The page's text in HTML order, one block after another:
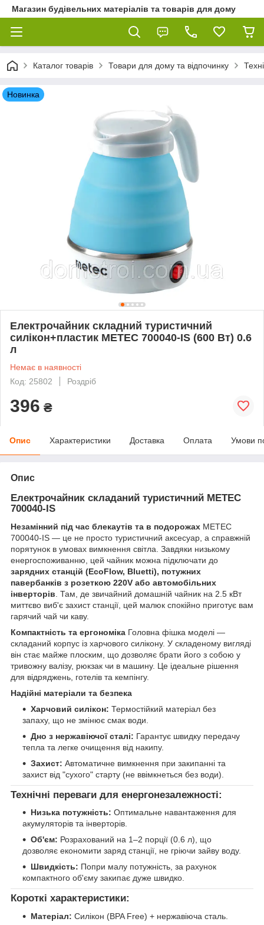
Магазин будівельних матеріалів та товарів для дому
Каталог товарів Товари для дому та відпочинку
Новинка
Електрочайник складний туристичний
силікон+пластик METEC 700040-IS (600 Вт) 0.6
л
Немає в наявності
Код: 25802
Роздріб
396 ₴
Опис Характеристики Доставка Оплата Умови
Опис
Електрочайник складаний туристичний METEC
700040-IS
Незамінний під час блекаутів та в подорожах METEC
700040-IS — це не просто туристичний аксесуар, а справжній
порятунок в умовах вимкнення світла. Завдяки низькому
енергоспоживанню, цей чайник можна підключати до
зарядних станцій (EcoFlow, Bluetti), потужних
павербанків з розеткою 220V або автомобільних
інверторів . Там, де звичайний домашній чайник на 2.5 кВт
миттєво виб'є захист станції, цей малюк спокійно приготує вам
гарячий чай чи каву.
Компактність та ергономіка Головна фішка моделі —
складаний корпус із харчового силікону. У складеному вигляді
він стає майже плоским, що дозволяє брати його з собою у
тривожну валізу, рюкзак чи в машину. Це ідеальне рішення
для відряджень, готелів та кемпінгу.
Надійні матеріали та безпека
Харчовий силікон: Термостійкий матеріал без
запаху, що не змінює смак води.
Дно з нержавіючої сталі: Гарантує швидку передачу
тепла та легке очищення від накипу.
Захист: Автоматичне вимкнення при закипанні та
захист від "сухого" старту (не ввімкнеться без води).
Технічні переваги для енергонезалежності:
Низька потужність: Оптимальне навантаження для
акумуляторів та інверторів.
Об'єм: Розрахований на 1–2 порції (0.6 л), що
дозволяє економити заряд станції, не гріючи зайву воду.
Швидкість: Попри малу потужність, за рахунок
компактного об'єму закипає дуже швидко.
Короткі характеристики:
Матеріал: Силікон (BPA Free) + нержавіюча сталь.